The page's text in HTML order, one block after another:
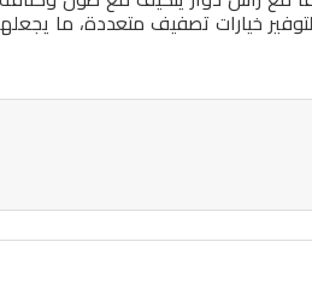
خيارات تصفيف متعددة، ما